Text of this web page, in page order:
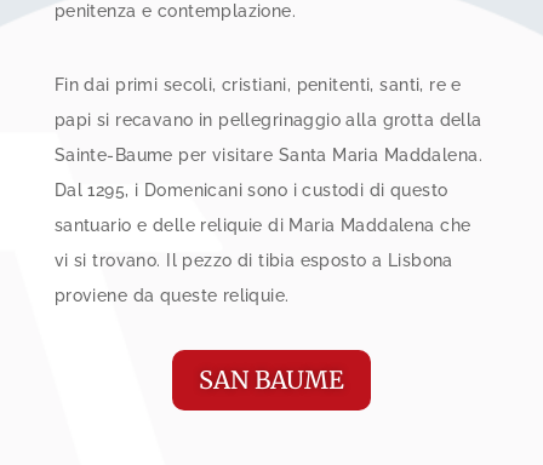
penitenza e contemplazione.
Fin dai primi secoli, cristiani, penitenti, santi, re e
papi si recavano in pellegrinaggio alla grotta della
Sainte-Baume per visitare Santa Maria Maddalena.
Dal 1295, i Domenicani sono i custodi di questo
santuario e delle reliquie di Maria Maddalena che
vi si trovano. Il pezzo di tibia esposto a Lisbona
proviene da queste reliquie.
SAN BAUME